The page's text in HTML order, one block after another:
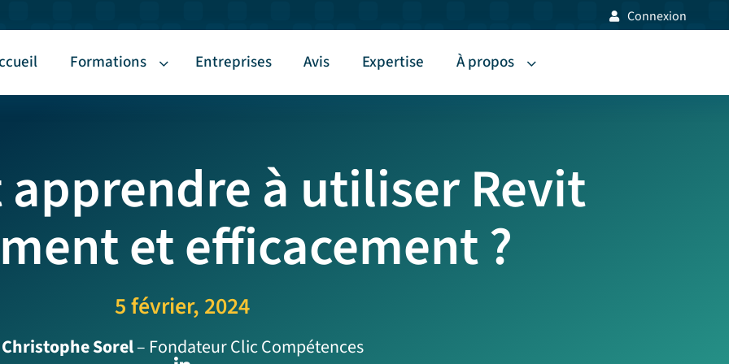
Connexion
Formations Entreprises Avis Expertise À propos
à utiliser Revit
et efficacement ?
5 février, 2024
Christophe Sorel– Fondateur Clic Compétences